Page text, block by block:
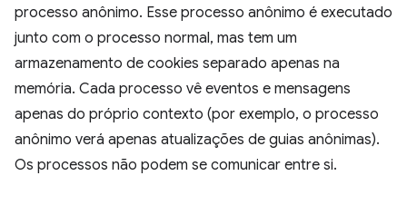
processo anônimo. Esse processo anônimo é executado
junto com o processo normal, mas tem um
armazenamento de cookies separado apenas na
memória. Cada processo vê eventos e mensagens
apenas do próprio contexto (por exemplo, o processo
anônimo verá apenas atualizações de guias anônimas).
Os processos não podem se comunicar entre si.